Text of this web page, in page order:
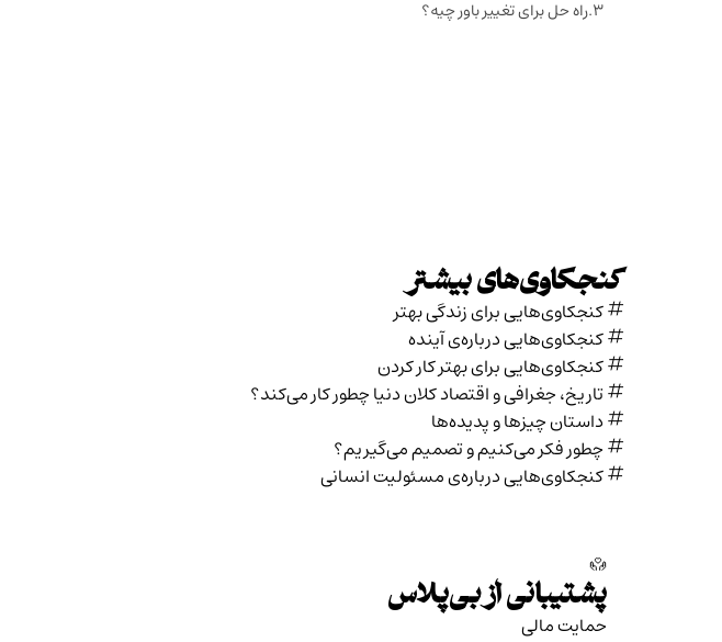
راه حل برای تغییر باور چیه؟
کنجکاوی‌های بیشتر
کنجکاوی‌هایی برای زندگی بهتر
کنجکاوی‌هایی درباره‌ی آينده
کنجکاوی‌هایی برای بهتر کار کردن
تاریخ،‌ جغرافی و اقتصاد کلان دنیا چطور کار می‌کند؟
داستان چیزها و پدیده‌ها
چطور فکر می‌کنیم و تصمیم می‌گیریم؟
کنجکاوی‌هایی درباره‌ی مسئولیت انسانی
پشتیبانی از بی‌پلاس
حمایت مالی‌